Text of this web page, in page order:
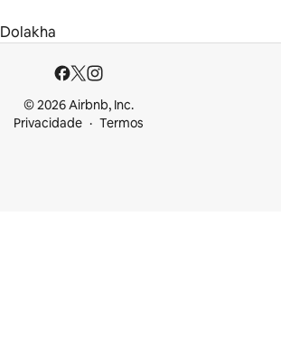
Dolakha
© 2026 Airbnb, Inc.
Privacidade
Termos